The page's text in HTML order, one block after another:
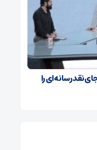
نقد رسانه‌ای را